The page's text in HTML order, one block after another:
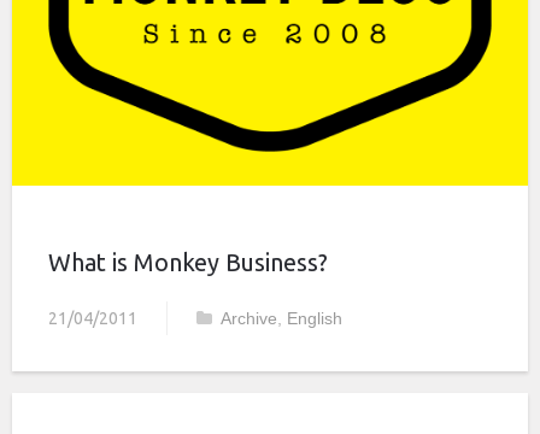
What is Monkey Business?
21/04/2011 Archive, English